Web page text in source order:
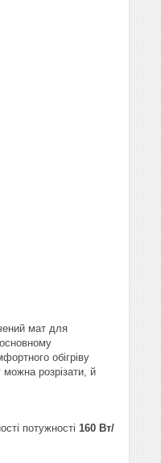
мат для
обігріву
розрізати, й
потужності 160 Вт/